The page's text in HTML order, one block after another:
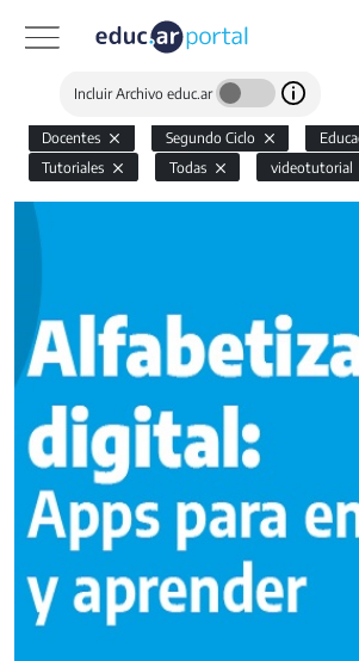
Incluir Archivo educ.ar
Docentes Segundo Ciclo
Tutoriales
Todas videotutorial